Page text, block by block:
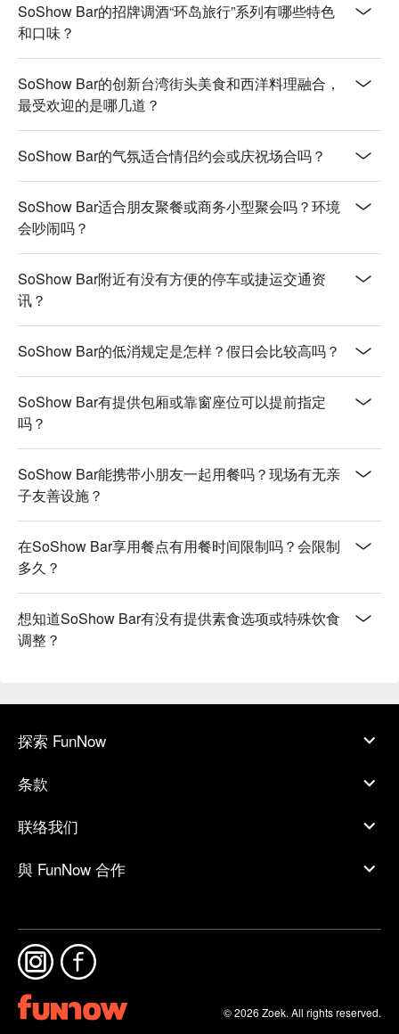
SoShow Bar的招牌调酒“环岛旅行”系列有哪些特色
和口味？
SoShow Bar的创新台湾街头美食和西洋料理融合，
最受欢迎的是哪几道？
SoShow Bar的气氛适合情侣约会或庆祝场合吗？
SoShow Bar适合朋友聚餐或商务小型聚会吗？环境
会吵闹吗？
SoShow Bar附近有没有方便的停车或捷运交通资
讯？
SoShow Bar的低消规定是怎样？假日会比较高吗？
SoShow Bar有提供包厢或靠窗座位可以提前指定
吗？
SoShow Bar能携带小朋友一起用餐吗？现场有无亲
子友善设施？
在SoShow Bar享用餐点有用餐时间限制吗？会限制
多久？
想知道SoShow Bar有没有提供素食选项或特殊饮食
调整？
探索 FunNow
条款
联络我们
與 FunNow 合作
© 2026 Zoek. All rights reserved.